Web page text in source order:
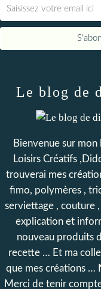
Le blog de
Bienvenue sur
Loisirs Créatifs
trouverai mes
fimo, polymères ,
serviettage , couture
explication et
nouveau produits
recette … Et ma
que mes créations …
Merci de tenir